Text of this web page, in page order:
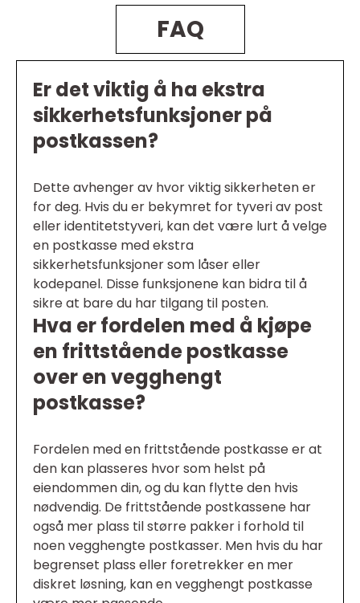
FAQ
Er det viktig å ha ekstra
sikkerhetsfunksjoner på
postkassen?
Dette avhenger av hvor viktig sikkerheten er
for deg. Hvis du er bekymret for tyveri av post
eller identitetstyveri, kan det være lurt å velge
en postkasse med ekstra
sikkerhetsfunksjoner som låser eller
kodepanel. Disse funksjonene kan bidra til å
sikre at bare du har tilgang til posten.
Hva er fordelen med å kjøpe
en frittstående postkasse
over en vegghengt
postkasse?
Fordelen med en frittstående postkasse er at
den kan plasseres hvor som helst på
eiendommen din, og du kan flytte den hvis
nødvendig. De frittstående postkassene har
også mer plass til større pakker i forhold til
noen vegghengte postkasser. Men hvis du har
begrenset plass eller foretrekker en mer
diskret løsning, kan en vegghengt postkasse